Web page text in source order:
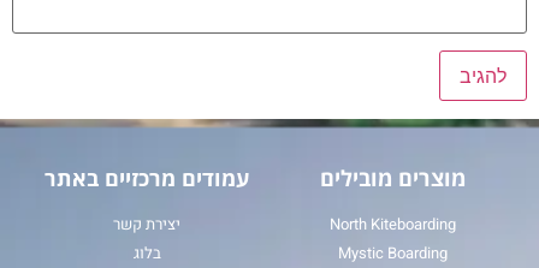
מוצרים מובילים
North Kiteboarding
Mystic Boarding
עמודים מרכזיים באתר
יצירת קשר
בלוג